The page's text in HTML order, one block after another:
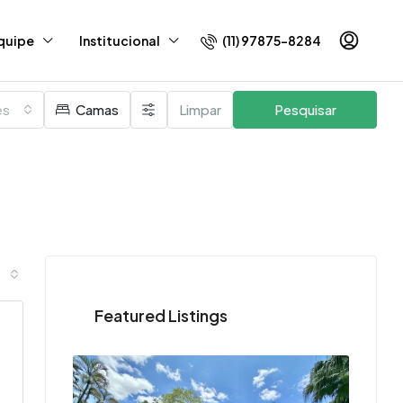
Institucional (11) 97875-8284
Camas Limpar Pesquisar
Featured Listings